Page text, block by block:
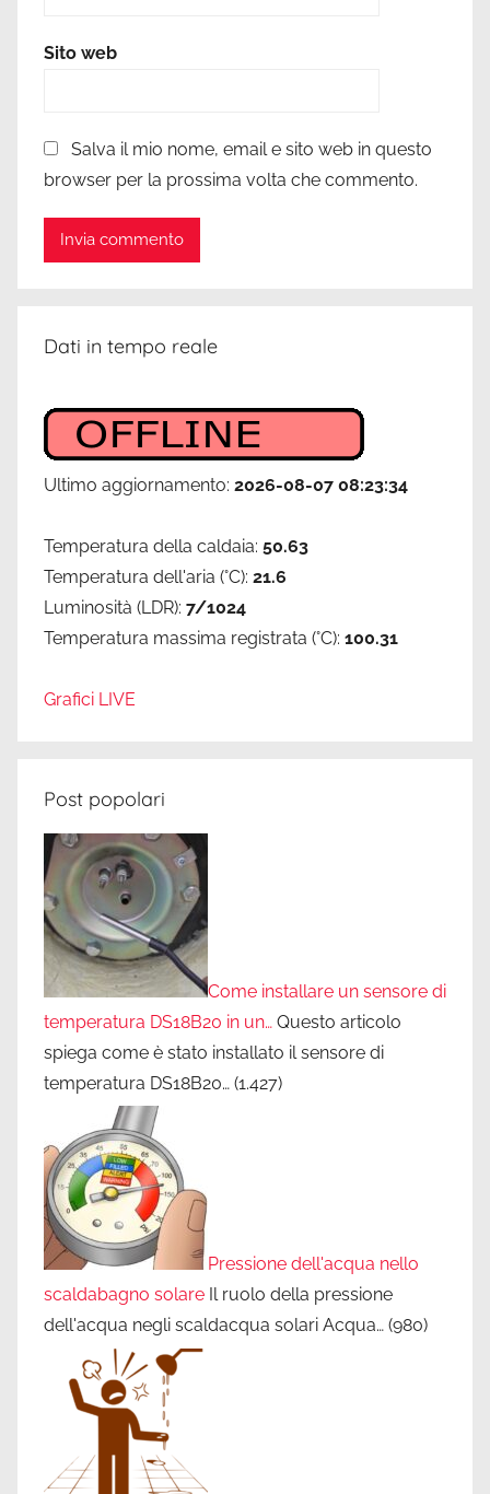
Sito web
Salva il mio nome, email e sito web in questo
browser per la prossima volta che commento.
Dati in tempo reale
Ultimo aggiornamento: 2026-08-07 08:23:34
Temperatura della caldaia: 50.63
Temperatura dell'aria (°C): 21.6
Luminosità (LDR): 7/1024
Temperatura massima registrata (°C): 100.31
Grafici LIVE
Post popolari
Come installare un sensore di
temperatura DS18B20 in un… Questo articolo
spiega come è stato installato il sensore di
temperatura DS18B20… (1.427)
Pressione dell'acqua nello
scaldabagno solare Il ruolo della pressione
dell'acqua negli scaldacqua solari Acqua… (980)